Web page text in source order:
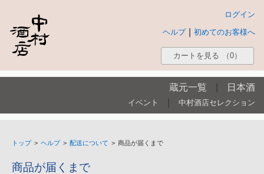
ログイン
初めてのお客様へ
ヘルプ
カートを見る （0）
蔵元一覧 日本酒
イベント 中村酒店セレクション
トップ > ヘルプ > 配送について > 商品が届くまで
商品が届くまで